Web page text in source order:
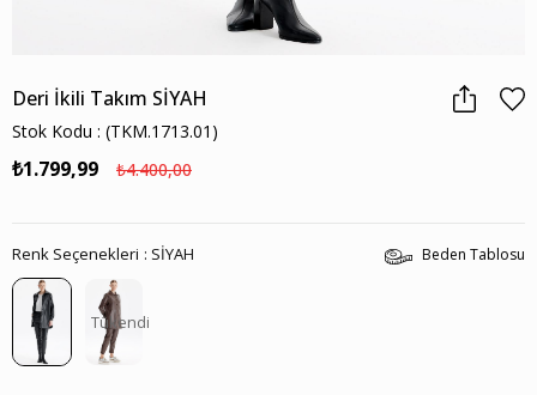
Deri İkili Takım SİYAH
Stok Kodu
(TKM.1713.01)
₺4.400,00
₺1.799,99
Beden Tablosu
Renk Seçenekleri SİYAH
Tükendi